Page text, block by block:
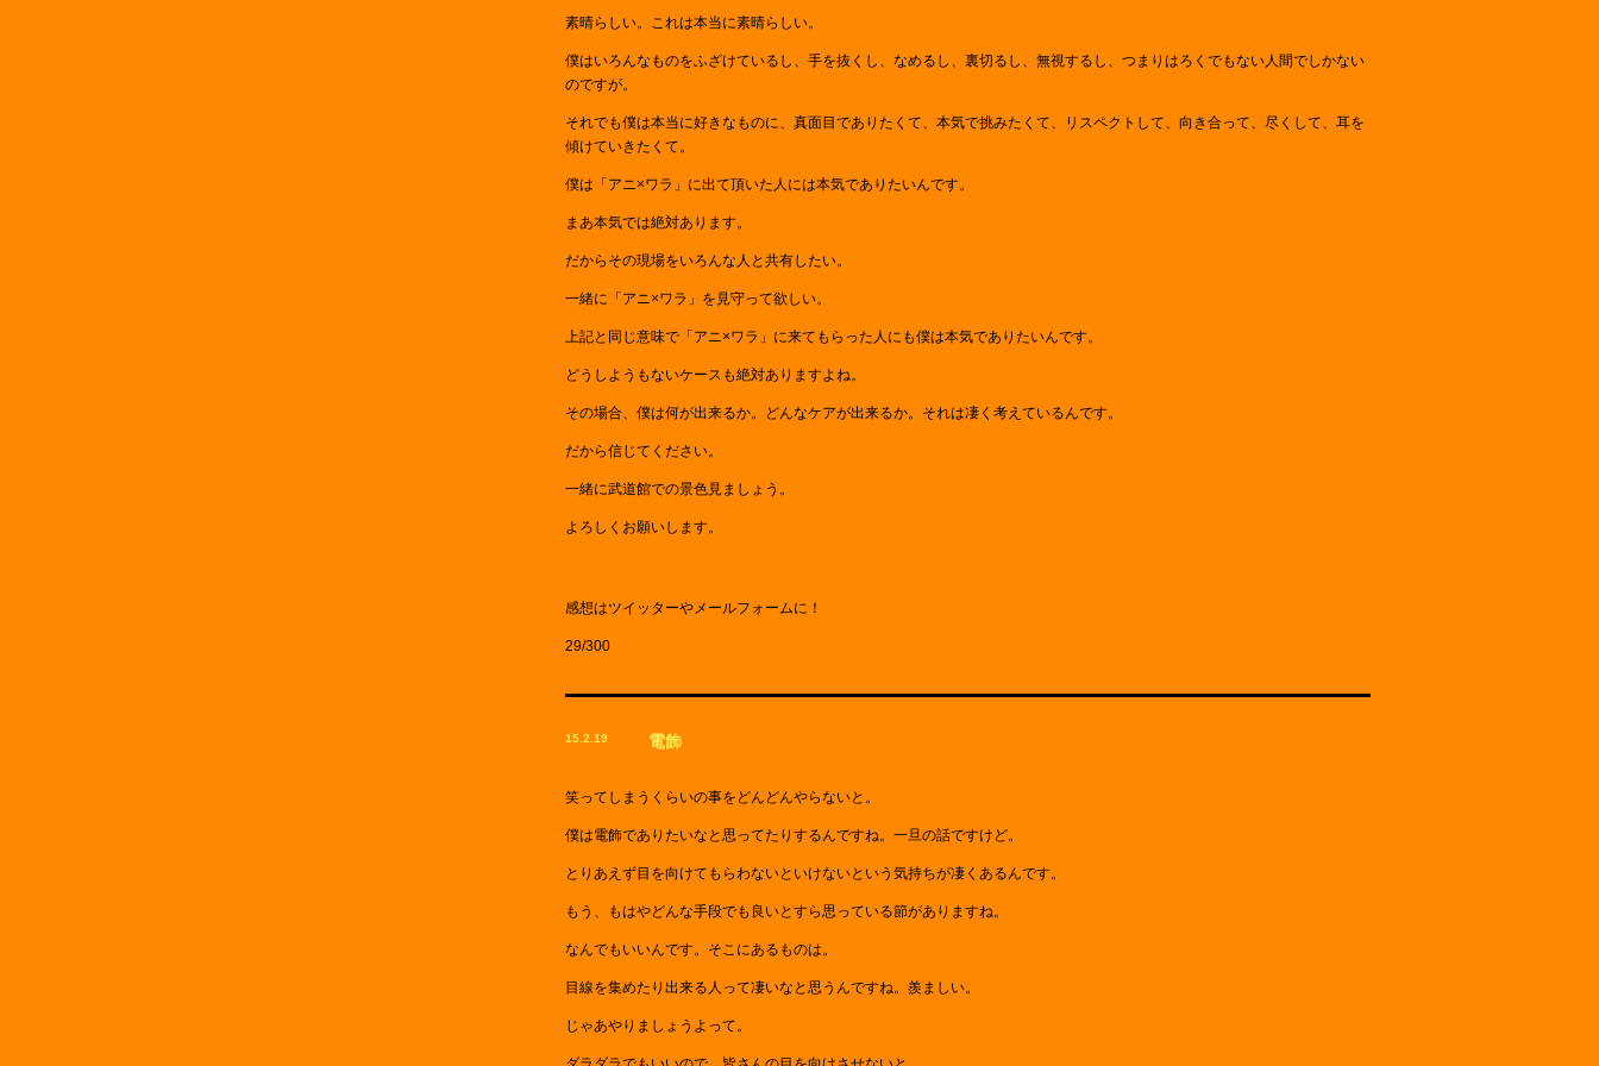
素晴らしい。これは本当に素晴らしい。
僕はいろんなものをふざけているし、手を抜くし、なめるし、裏切るし、無視するし、つまりはろくでもない人間でしかない
のですが。
それでも僕は本当に好きなものに、真面目でありたくて、本気で挑みたくて、リスペクトして、向き合って、尽くして、耳を
傾けていきたくて。
僕は「アニ×ワラ」に出て頂いた人には本気でありたいんです。
まあ本気では絶対あります。
だからその現場をいろんな人と共有したい。
一緒に「アニ×ワラ」を見守って欲しい。
上記と同じ意味で「アニ×ワラ」に来てもらった人にも僕は本気でありたいんです。
どうしようもないケースも絶対ありますよね。
その場合、僕は何が出来るか。どんなケアが出来るか。それは凄く考えているんです。
だから信じてください。
一緒に武道館での景色見ましょう。
よろしくお願いします。
感想はツイッターやメールフォームに！
29/300
15.2.19 電飾
笑ってしまうくらいの事をどんどんやらないと。
僕は電飾でありたいなと思ってたりするんですね。一旦の話ですけど。
とりあえず目を向けてもらわないといけないという気持ちが凄くあるんです。
もう、もはやどんな手段でも良いとすら思っている節がありますね。
なんでもいいんです。そこにあるものは。
目線を集めたり出来る人って凄いなと思うんですね。羨ましい。
じゃあやりましょうよって。